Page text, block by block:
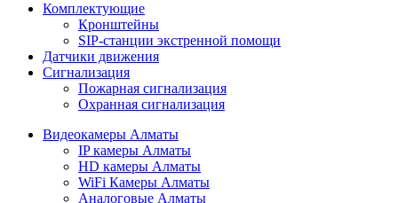
Комплектующие
Кронштейны
SIP-станции экстренной помощи
Датчики движения
Сигнализация
Пожарная сигнализация
Охранная сигнализация
Видеокамеры Алматы
IP камеры Алматы
HD камеры Алматы
WiFi Камеры Алматы
Аналоговые Алматы